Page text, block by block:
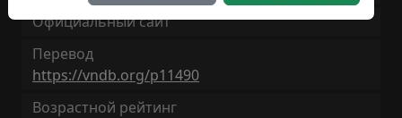
Официальный сайт
Перевод
https://vndb.org/p11490
Возрастной рейтинг